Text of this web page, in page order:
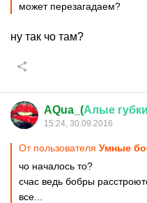
может перезагадаем?
ну так чо там?
AQua_(Алые губки
15:24, 30.09.2016
От пользователя Умные
чо началось то?
счас ведь бобры
все...